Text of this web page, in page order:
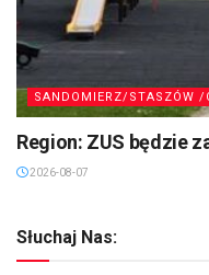
SANDOMIERZ/STASZÓW /
Region: ZUS będzie
2026-08-07
Słuchaj Nas: